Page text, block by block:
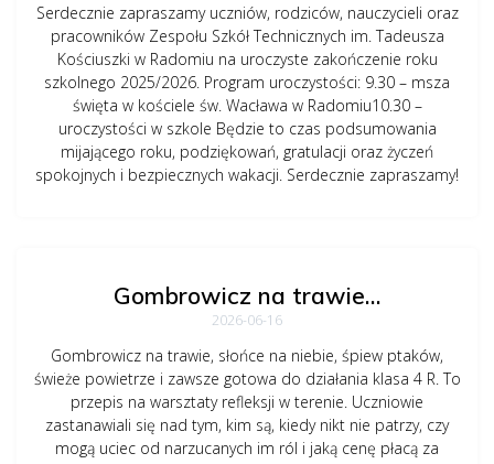
Serdecznie zapraszamy uczniów, rodziców, nauczycieli oraz
pracowników Zespołu Szkół Technicznych im. Tadeusza
Kościuszki w Radomiu na uroczyste zakończenie roku
szkolnego 2025/2026. Program uroczystości: 9.30 – msza
święta w kościele św. Wacława w Radomiu10.30 –
uroczystości w szkole Będzie to czas podsumowania
mijającego roku, podziękowań, gratulacji oraz życzeń
spokojnych i bezpiecznych wakacji. Serdecznie zapraszamy!
Gombrowicz na trawie…
2026-06-16
Gombrowicz na trawie, słońce na niebie, śpiew ptaków,
świeże powietrze i zawsze gotowa do działania klasa 4 R. To
przepis na warsztaty refleksji w terenie. Uczniowie
zastanawiali się nad tym, kim są, kiedy nikt nie patrzy, czy
mogą uciec od narzucanych im ról i jaką cenę płacą za